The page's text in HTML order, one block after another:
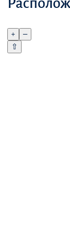
Saadiyat Lagoons""
Жители могут
прогулкам вдоль
и
острове Саадият
+
–
⇧